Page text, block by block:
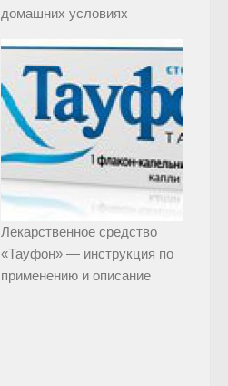
домашних условиях
Лекарственное средство
«Тауфон» — инструкция по
применению и описание